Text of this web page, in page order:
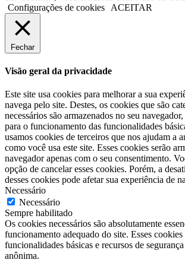
Configurações de cookies
ACEITAR
Fechar
Visão geral da privacidade
Este site usa cookies para melhorar a sua
navega pelo site. Destes, os cookies que são
necessários são armazenados no seu
para o funcionamento das funcionalidades
usamos cookies de terceiros que nos ajudam a
como você usa este site. Esses cookies serão
navegador apenas com o seu consentimento.
opção de cancelar esses cookies. Porém, a
desses cookies pode afetar sua experiência de
Necessário
Necessário
Sempre habilitado
Os cookies necessários são absolutamente
funcionamento adequado do site. Esses cookies
funcionalidades básicas e recursos de
anônima.